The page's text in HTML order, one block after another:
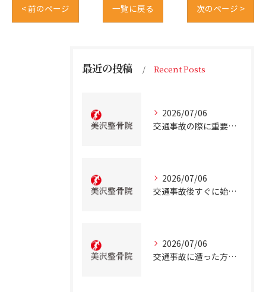
< 前のページ 一覧に戻る 次のページ >
最近の投稿 Recent Posts
2026/07/06
交通事故の際に重要な事故治療北海道北広島市での最適な通院先の選び方
2026/07/06
交通事故後すぐに始める事故治療北海道北広島市での正しい行動とは
2026/07/06
交通事故に遭った方のための北海道北広島市での事故治療と安心サポートガイド